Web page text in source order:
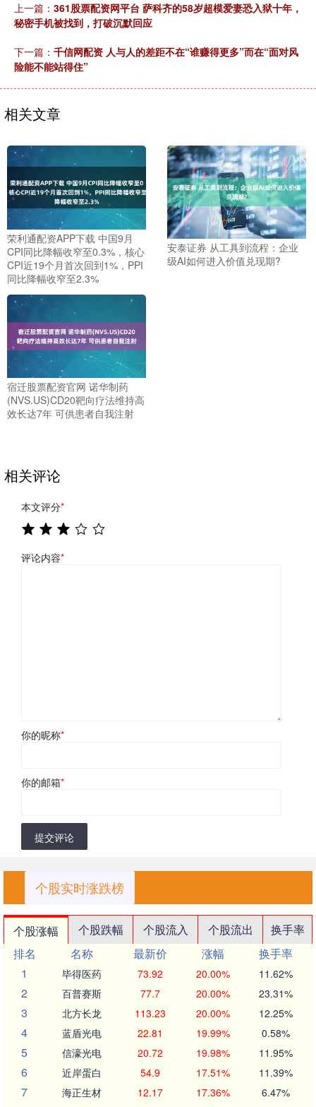
上一篇： 361股票配资网平台 萨科齐的58岁超模爱妻恐入狱十年，
秘密手机被找到，打破沉默回应
下一篇： 千信网配资 人与人的差距不在“谁赚得更多”而在“面对风
险能不能站得住”
相关文章
荣利通配资APP下载 中国9月
CPI同比降幅收窄至0.3%，核心
CPI近19个月首次回到1%，PPI
同比降幅收窄至2.3%
安泰证券 从工具到流程：企业
级AI如何进入价值兑现期?
宿迁股票配资官网 诺华制药
(NVS.US)CD20靶向疗法维持高
效长达7年 可供患者自我注射
相关评论
本文评分*
评论内容*
你的昵称*
你的邮箱*
提交评论
个股实时涨跌榜
个股涨幅 个股跌幅 个股流入 个股流出
换手率
排名
名称 最新价 涨幅
换手率
1
毕得医药 73.92 20.00% 11.62%
2 百普赛斯 77.7 20.00% 23.31%
3 北方长龙 113.23 20.00% 12.25%
4 蓝盾光电 22.81 19.99% 0.58%
5 信濠光电 20.72 19.98% 11.95%
6 近岸蛋白 54.9 17.51% 11.39%
7 海正生材 12.17 17.36% 6.47%